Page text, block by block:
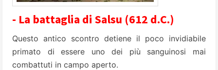
- La battaglia di Salsu (612 d.C.)
Questo antico scontro detiene il poco invidiabile
primato di essere uno dei più sanguinosi mai
combattuti in campo aperto.